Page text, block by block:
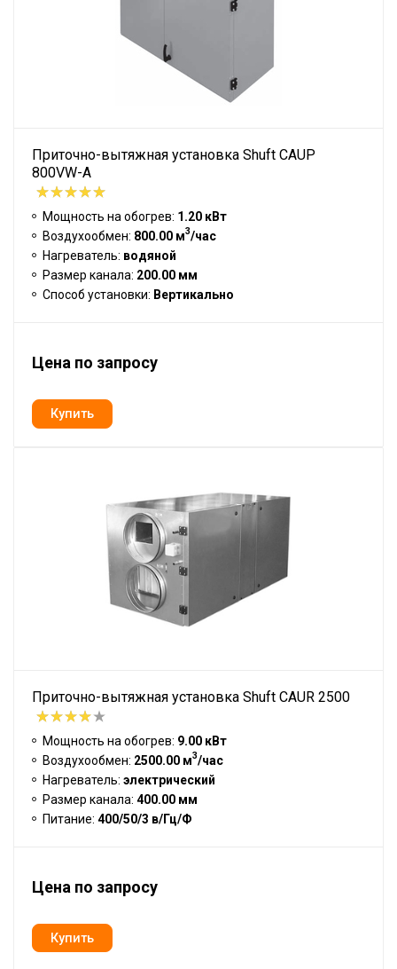
Приточно-вытяжная установка Shuft CAUP
800VW-A
Мощность на обогрев: 1.20 кВт
Воздухообмен: 800.00 м3/час
Нагреватель: водяной
Размер канала: 200.00 мм
Способ установки: Вертикально
Цена по запросу
Приточно-вытяжная установка Shuft CAUR 2500
Мощность на обогрев: 9.00 кВт
Воздухообмен: 2500.00 м3/час
Нагреватель: электрический
Размер канала: 400.00 мм
Питание: 400/50/3 в/Гц/Ф
Цена по запросу